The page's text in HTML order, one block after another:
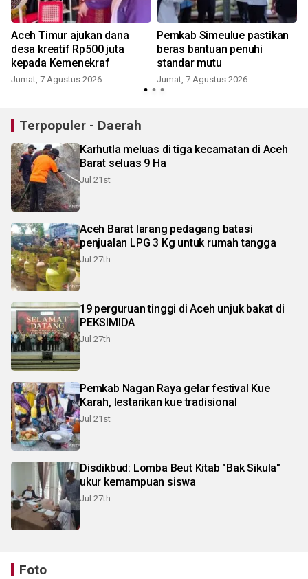
Aceh Timur ajukan dana
desa kreatif Rp500 juta
kepada Kemenekraf
Jumat, 7 Agustus 2026
Pemkab Simeulue pastikan
beras bantuan penuhi
standar mutu
Jumat, 7 Agustus 2026
Terpopuler - Daerah
Karhutla meluas di tiga kecamatan di Aceh
Barat seluas 9 Ha
Jul 21st
Aceh Barat larang pedagang batasi
penjualan LPG 3 Kg untuk rumah tangga
Jul 27th
19 perguruan tinggi di Aceh unjuk bakat di
PEKSIMIDA
Jul 27th
Pemkab Nagan Raya gelar festival Kue
Karah, lestarikan kue tradisional
Jul 21st
Disdikbud: Lomba Beut Kitab "Bak Sikula"
ukur kemampuan siswa
Jul 27th
Foto